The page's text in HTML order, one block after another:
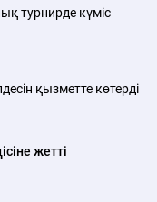
турнирде күміс
қызметте көтерді
жетті